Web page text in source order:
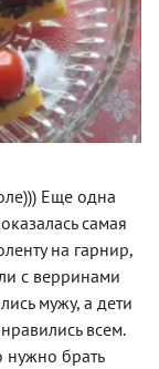
Еще одна
самая
на гарнир,
с верринами
мужу, а дети
всем.
нужно брать